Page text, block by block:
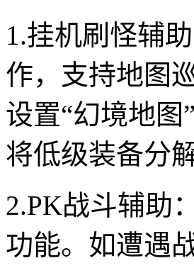
1.挂机刷怪辅
作，支持地图
设置“幻境地
将低级装备分
2.PK战斗辅助
功能。如遭遇